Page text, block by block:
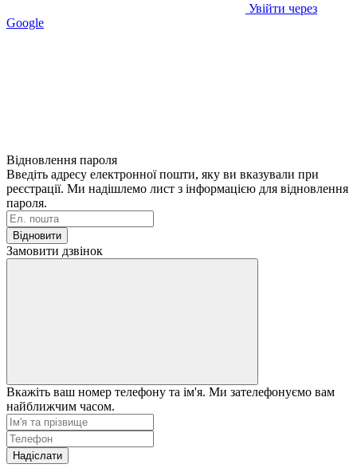
Увійти через
Google
Відновлення пароля
Введіть адресу електронної пошти, яку ви вказували при
реєстрації. Ми надішлемо лист з інформацією для відновлення
пароля.
Відновити
Замовити дзвінок
Вкажіть ваш номер телефону та ім'я. Ми зателефонуємо вам
найближчим часом.
Надіслати